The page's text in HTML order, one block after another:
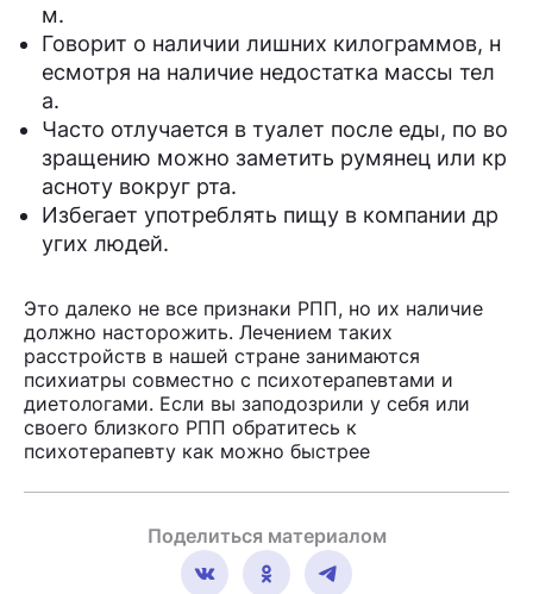
м.
Говорит о наличии лишних килограммов, н
есмотря на наличие недостатка массы тел
а.
Часто отлучается в туалет после еды, по во
зращению можно заметить румянец или кр
асноту вокруг рта.
Избегает употреблять пищу в компании др
угих людей.
Это далеко не все признаки РПП, но их наличие
должно насторожить. Лечением таких
расстройств в нашей стране занимаются
психиатры совместно с психотерапевтами и
диетологами. Если вы заподозрили у себя или
своего близкого РПП обратитесь к
психотерапевту как можно быстрее
Поделиться материалом